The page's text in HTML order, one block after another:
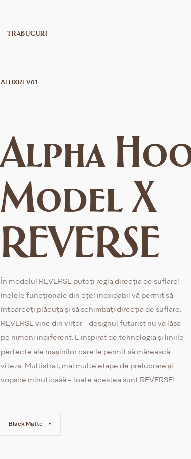
TRABUCURI
ALHXREV01
Alpha
Model X
REVERSE
În modelul REVERSE puteți regla direcția de suflare!
Inelele funcționale din oțel inoxidabil vă permit să
întoarceți plăcuța și să schimbați direcția de suflare.
REVERSE vine din viitor - designul futurist nu va lăsa
pe nimeni indiferent. E inspirat de tehnologia și liniile
perfecte ale mașinilor care le permit să mărească
viteza. Multistrat, mai multe etape de prelucrare și
vopsire minuțioasă - toate acestea sunt REVERSE!
Black Matte